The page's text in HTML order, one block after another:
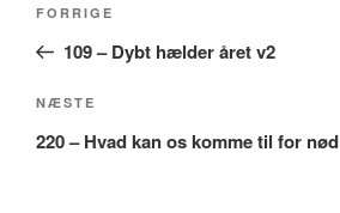
Forrige
indlæg
FORRIGE
109 – Dybt hælder året v2
Næste
indlæg
NÆSTE
220 – Hvad kan os komme til for nød